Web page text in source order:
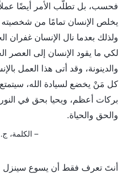
فحسب، بل تطلّب الأمر أيضًا
يخلص الإنسان تمامًا من شخصيته
ولذلك بعدما نال الإنسان غفران
لكي ما يقود الإنسان إلى العصر
والدينونة، وقد أتى هذا العمل
كل مَنْ يخضع لسيادة الله،
بركات أعظم، ويحيا بحق في
والحق والحياة.
– الكلمة، ج. 1. ظهور الله وعمله. تمهيد
أنتَ تعرف فقط أن يسوع سينزل في